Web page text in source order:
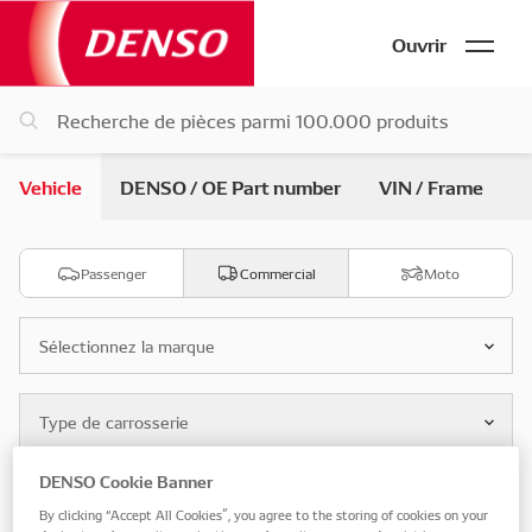
Ouvrir
Vehicle DENSO / OE Part number VIN / Frame
Passenger Commercial Moto
Sélectionnez la marque
Type de carrosserie
DENSO Cookie Banner
By clicking “Accept All Cookies”, you agree to the storing of cookies on your